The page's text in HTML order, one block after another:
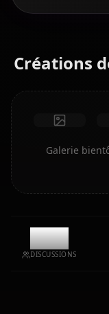
Créations
Galerie
0
DISCUSSIONS